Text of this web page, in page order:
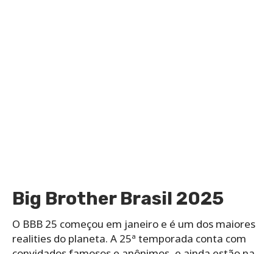
Big Brother Brasil 2025
O BBB 25 começou em janeiro e é um dos maiores
realities do planeta. A 25ª temporada conta com